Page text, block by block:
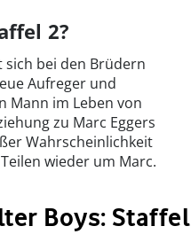
2?
sich bei den Brüdern
Aufreger und
Mann im Leben von
zu Marc Eggers
Wahrscheinlichkeit
wieder um Marc.
Boys: Staffel